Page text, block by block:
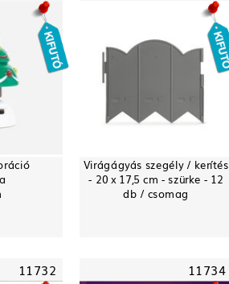
Virágágyás szegély / kerítés
- 20 x 17,5 cm - szürke - 12
db / csomag
11732 11734